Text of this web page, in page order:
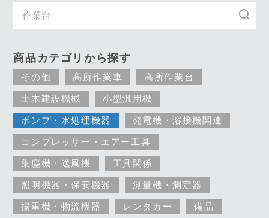
商品カテゴリから探す
その他 高所作業車 高所作業台
土木建設機械 小型汎用機
ポンプ・水処理機器 発電機・溶接機関連
コンプレッサー・エアー工具
集塵機・送風機 工具関係
照明機器・保安機器 測量機・測定器
揚重機・物流機器 レンタカー 備品